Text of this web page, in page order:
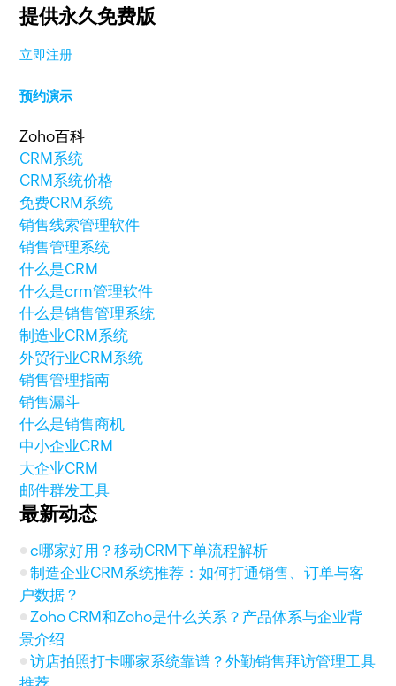
提供永久免费版
立即注册
预约演示
Zoho百科
CRM系统
CRM系统价格
免费CRM系统
销售线索管理软件
销售管理系统
什么是CRM
什么是crm管理软件
什么是销售管理系统
制造业CRM系统
外贸行业CRM系统
销售管理指南
销售漏斗
什么是销售商机
中小企业CRM
大企业CRM
邮件群发工具
最新动态
c哪家好用？移动CRM下单流程解析
制造企业CRM系统推荐：如何打通销售、订单与客
户数据？
Zoho CRM和Zoho是什么关系？产品体系与企业背
景介绍
访店拍照打卡哪家系统靠谱？外勤销售拜访管理工具